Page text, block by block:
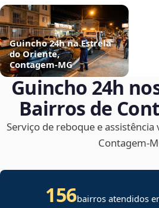
Guincho 24h na Estrela
do Oriente,
Contagem‑MG
Guincho 24h
Bairros de
Serviço de reboque e
156bairros atendidos